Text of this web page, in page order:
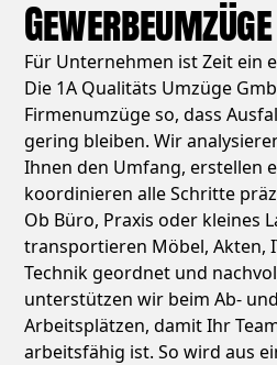
Gewerbeumzüge
Für Unternehmen ist Zeit ein
Die 1A Qualitäts Umzüge
Firmenumzüge so, dass
gering bleiben. Wir
Ihnen den Umfang, erstellen
koordinieren alle Schritte
Ob Büro, Praxis oder kleines
transportieren Möbel, Akten,
Technik geordnet und
unterstützen wir beim Ab-
Arbeitsplätzen, damit Ihr
arbeitsfähig ist. So wird aus